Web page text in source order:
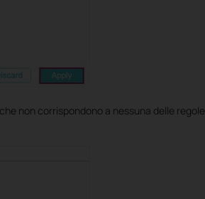
non corrispondono a nessuna delle regole